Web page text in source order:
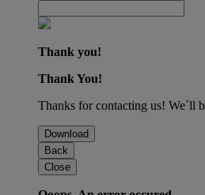
Thank you!
Thank You!
Thanks for contacting us! We´ll
Download
Back
Close